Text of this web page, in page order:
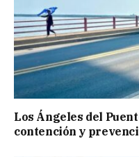
Los Ángeles del
contención y